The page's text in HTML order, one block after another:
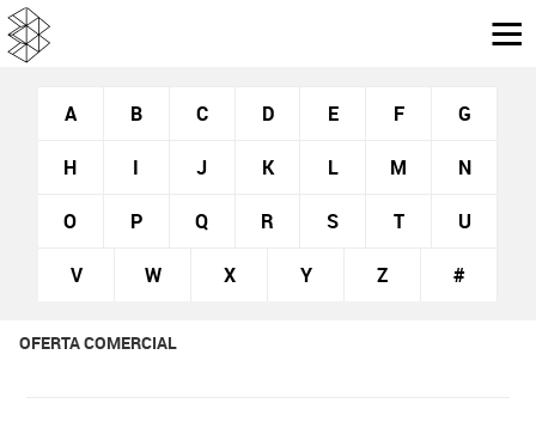
A B C D E F G
H I J K L M N
O P Q R S T U
V W X Y Z #
OFERTA COMERCIAL